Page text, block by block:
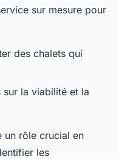
sur mesure pour
des chalets qui
sur la viabilité et la
un rôle crucial en
les